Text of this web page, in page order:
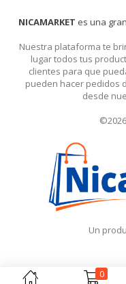
0
NICAMARKET es una
Nuestra plataforma te
lugar todos tus
clientes para que
pueden hacer pedidos
desde
Un